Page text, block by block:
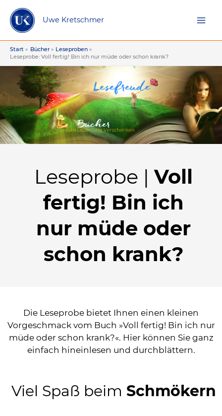
Inhalt
springen
Uwe Kretschmer
Start Bücher
Leseproben
Leseprobe: Voll fertig! Bin ich nur müde oder schon krank?
Leseprobe |Voll
fertig! Bin ich
nur müde oder
schon krank?
Die Leseprobe bietet Ihnen einen kleinen
Vorgeschmack vom Buch »Voll fertig! Bin ich nur
müde oder schon krank?«. Hier können Sie ganz
einfach hineinlesen und durchblättern.
Viel Spaß beim Schmökern